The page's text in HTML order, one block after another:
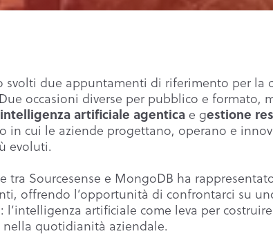
svolti due appuntamenti di riferimento per la
occasioni diverse per pubblico e formato,
intelligenza artificiale agenticae gestione
in cui le aziende progettano, operano e
evoluti.
tra Sourcesense e MongoDB ha
offrendo l’opportunità di confrontarci su
l’intelligenza artificiale come leva per costruire
quotidianità aziendale.